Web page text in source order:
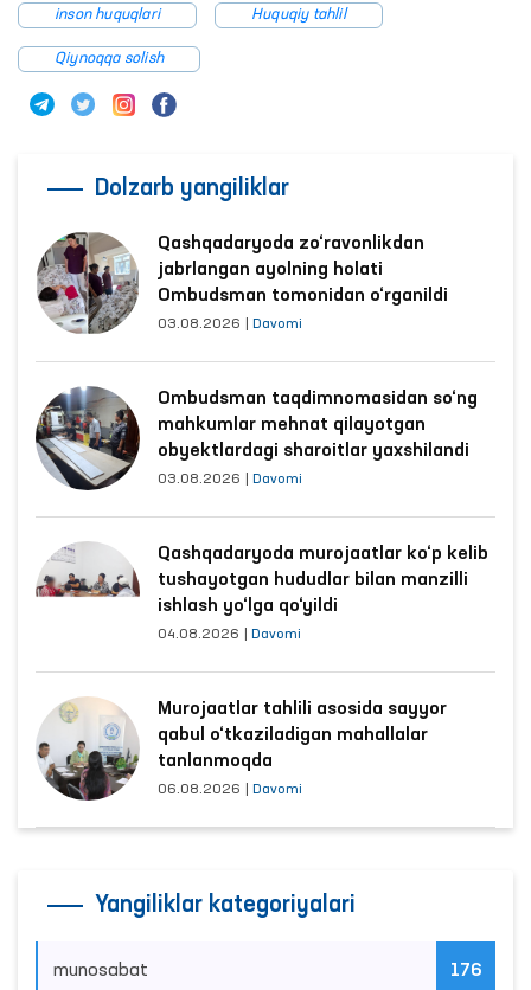
inson huquqlari Huquqiy tahlil
Qiynoqqa solish
Dolzarb yangiliklar
Qashqadaryoda zo‘ravonlikdan
jabrlangan ayolning holati
Ombudsman tomonidan o‘rganildi
03.08.2026 Davomi
Ombudsman taqdimnomasidan so‘ng
mahkumlar mehnat qilayotgan
obyektlardagi sharoitlar yaxshilandi
03.08.2026 Davomi
Qashqadaryoda murojaatlar ko‘p kelib
tushayotgan hududlar bilan manzilli
ishlash yo‘lga qo‘yildi
04.08.2026 Davomi
Murojaatlar tahlili asosida sayyor
qabul o‘tkaziladigan mahallalar
tanlanmoqda
06.08.2026 Davomi
Yangiliklar kategoriyalari
munosabat 176